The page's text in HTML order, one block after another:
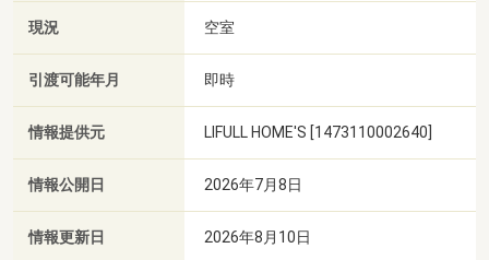
現況 空室
引渡可能年月 即時
情報提供元 LIFULL HOME'S [1473110002640]
情報公開日 2026年7月8日
情報更新日 2026年8月10日